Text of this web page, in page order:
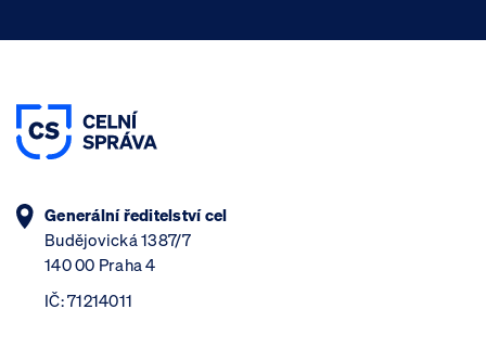
Generální ředitelství cel
Budějovická 1387/7
140 00 Praha 4
IČ: 71214011